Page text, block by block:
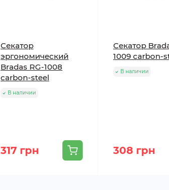
Секатор
эргономический
Bradas RG-1008
сarbon-steel
В наличии
317 грн
Секатор
1009 сarbon-
В наличии
308 грн